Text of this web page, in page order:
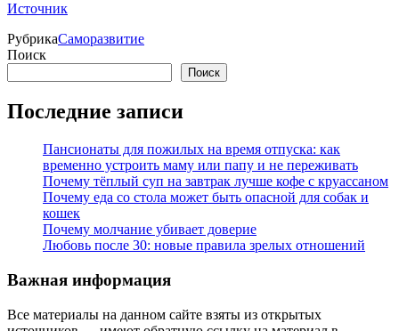
Источник
РубрикаСаморазвитие
Поиск
Поиск
Последние записи
Пансионаты для пожилых на время отпуска: как
временно устроить маму или папу и не переживать
Почему тёплый суп на завтрак лучше кофе с круассаном
Почему еда со стола может быть опасной для собак и
кошек
Почему молчание убивает доверие
Любовь после 30: новые правила зрелых отношений
Важная информация
Все материалы на данном сайте взяты из открытых